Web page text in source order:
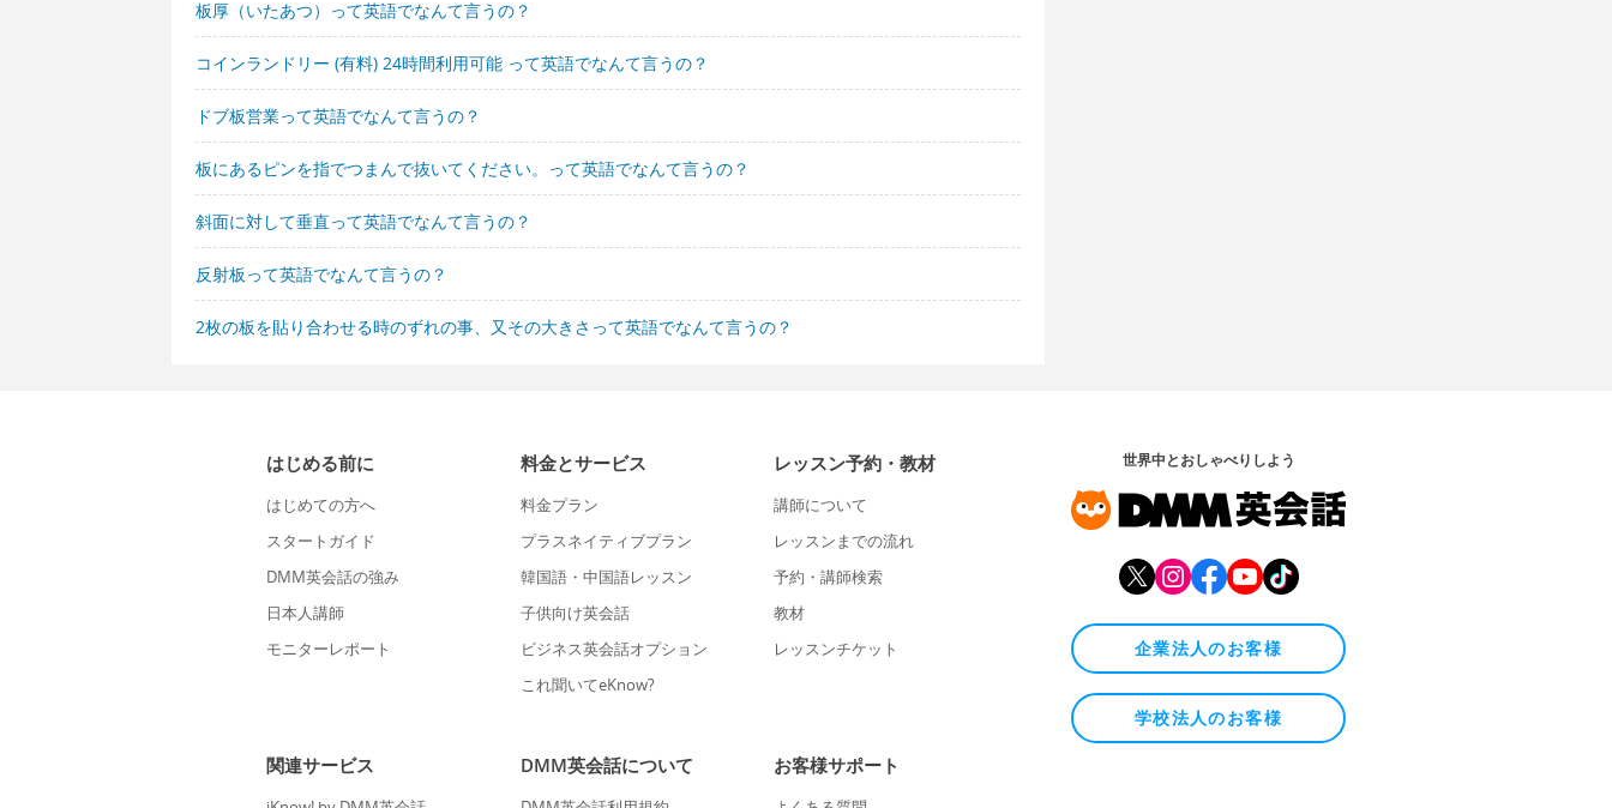
板厚（いたあつ）って英語でなんて言うの？
コインランドリー (有料) 24時間利用可能 って英語でなんて言うの？
ドブ板営業って英語でなんて言うの？
板にあるピンを指でつまんで抜いてください。って英語でなんて言うの？
斜面に対して垂直って英語でなんて言うの？
反射板って英語でなんて言うの？
2枚の板を貼り合わせる時のずれの事、又その大きさって英語でなんて言うの？
はじめる前に
はじめての方へ
スタートガイド
DMM英会話の強み
日本人講師
モニターレポート
料金とサービス
料金プラン
プラスネイティブプラン
韓国語・中国語レッスン
子供向け英会話
ビジネス英会話オプション
これ聞いてeKnow?
レッスン予約・教材
講師について
レッスンまでの流れ
予約・講師検索
教材
レッスンチケット
関連サービス DMM英会話について お客様サポート
世界中とおしゃべりしよう
企業法人のお客様
学校法人のお客様